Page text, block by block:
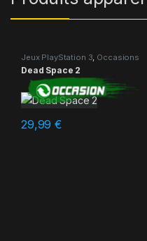
Jeux PlayStation 3, Occasions
Dead Space 2
29,99€